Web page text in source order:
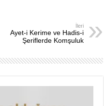
İleri
Ayet-i Kerime ve Hadis-i
Şeriflerde Komşuluk